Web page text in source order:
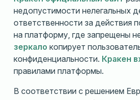
недопустимости нелегальных
ответственности за действия
на платформу, где запрещены
зеркало копирует
конфиденциальности. Кракен
правилами платформы.
В соответствии с решением